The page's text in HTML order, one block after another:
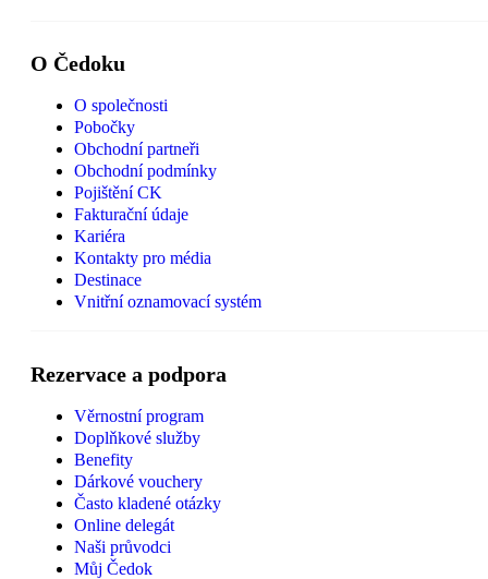
O Čedoku
O společnosti
Pobočky
Obchodní partneři
Obchodní podmínky
Pojištění CK
Fakturační údaje
Kariéra
Kontakty pro média
Destinace
Vnitřní oznamovací systém
Rezervace a podpora
Věrnostní program
Doplňkové služby
Benefity
Dárkové vouchery
Často kladené otázky
Online delegát
Naši průvodci
Můj Čedok